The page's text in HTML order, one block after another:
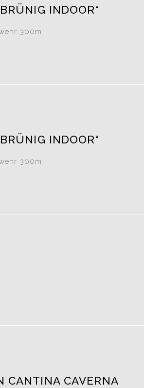
INDOOR“
300m
INDOOR“
300m
CANTINA CAVERNA